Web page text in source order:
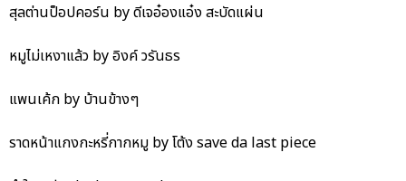
สุลต่านป็อปคอร์น by ดีเจอ๋องแอ๋ง สะบัดแผ่น
หมูไม่เหงาแล้ว by อิงค์ วรันธร
แพนเค้ก by บ้านข้างๆ
ราดหน้าแกงกะหรี่กากหมู by โต้ง save da last piece